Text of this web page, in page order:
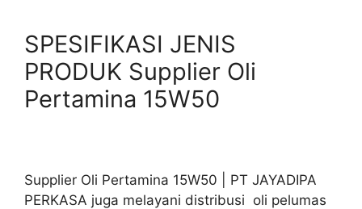
SPESIFIKASI JENIS
PRODUK Supplier Oli
Pertamina 15W50
Supplier Oli Pertamina 15W50 | PT JAYADIPA
PERKASA juga melayani distribusi oli pelumas